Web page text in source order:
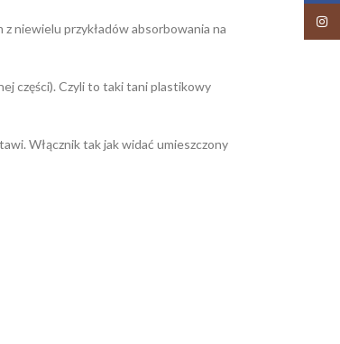
niewielu przykładów absorbowania na
części). Czyli to taki tani plastikowy
Włącznik tak jak widać umieszczony